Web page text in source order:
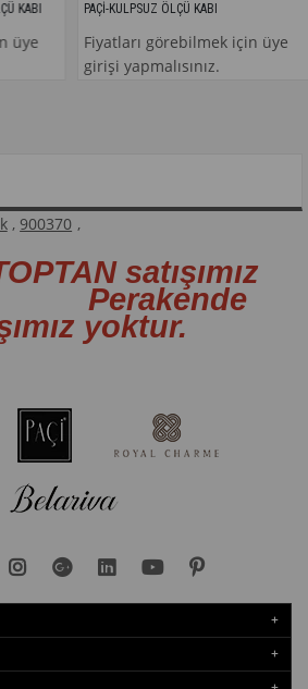
PAÇİ-KULPSUZ ÖLÇÜ KABI
Fiyatları görebilmek için üye
girişi yapmalısınız.
, 900370 ,
satışımız
Perakende
yoktur.